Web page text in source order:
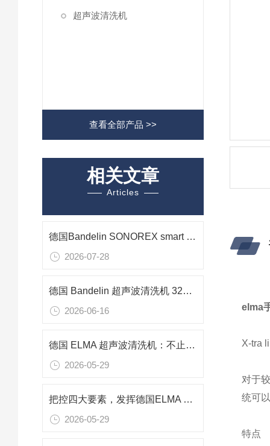
超声波清洗机
查看全部产品 >>
相关文章
Articles
德国Bandelin SONOREX smart ST 510 H 超声波清洗机在光学组件清洗中的应用
2026-07-28
德国 Bandelin 超声波清洗机 3220 功率240w 频率37KHZ用于零件清洗
2026-06-16
德国 ELMA 超声波清洗机：不止清洁，空化技术多元应用解析
2026-05-29
把控四大要素，发挥德国ELMA 超声波清洗机的最佳性能
2026-05-29
elma
X-tra
对于
统可
特点